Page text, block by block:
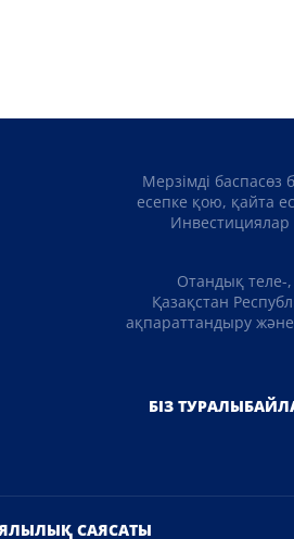
Мерзімді баспасөз
есепке қою, қайта
Инвестициялар
Отандық теле-
Қазақстан
ақпараттандыру
БІЗ ТУРАЛЫ
САЯСАТЫ